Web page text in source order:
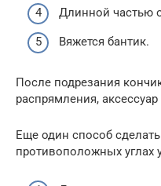
Длинной частью
Вяжется бантик.
После подрезания
распрямления, аксессуар
Еще один способ
противоположных углах